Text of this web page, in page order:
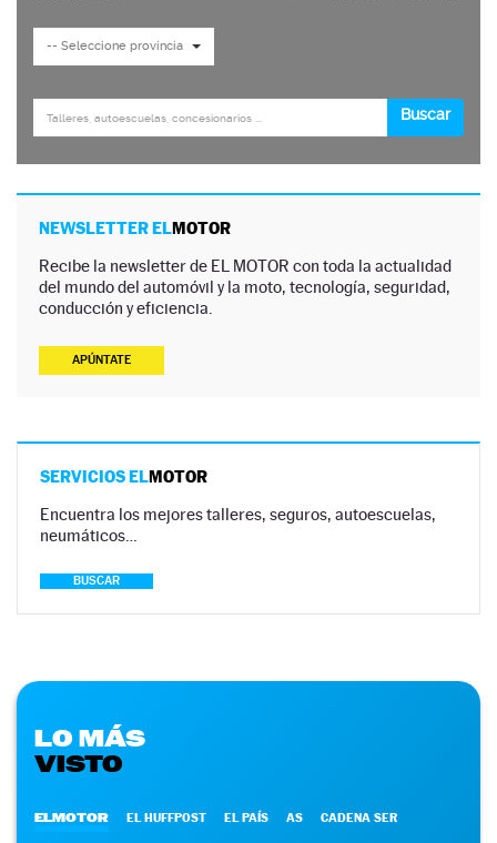
NEWSLETTER ELMOTOR
Recibe la newsletter de EL MOTOR con toda la actualidad
del mundo del automóvil y la moto, tecnología, seguridad,
conducción y eficiencia.
APÚNTATE
SERVICIOS ELMOTOR
Encuentra los mejores talleres, seguros, autoescuelas,
neumáticos…
BUSCAR
LO MÁS
VISTO
ELMOTOR EL HUFFPOST EL PAÍS AS CADENA SER